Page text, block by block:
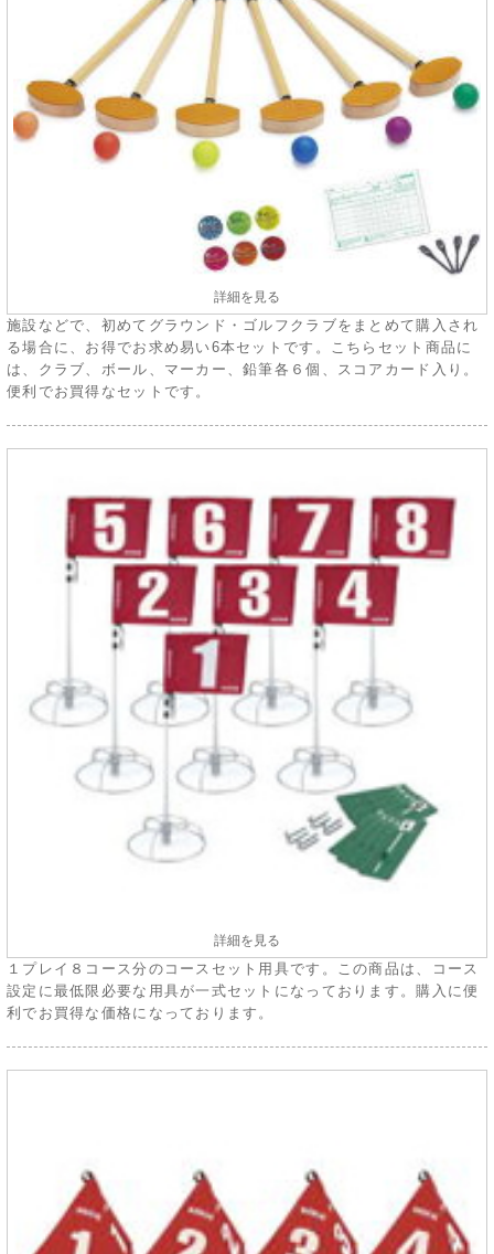
詳細を見る
施設などで、初めてグラウンド・ゴルフクラブをまとめて購入され
る場合に、お得でお求め易い6本セットです。こちらセット商品に
は、クラブ、ボール、マーカー、鉛筆各６個、スコアカード入り。
便利でお買得なセットです。
詳細を見る
１プレイ８コース分のコースセット用具です。この商品は、コース
設定に最低限必要な用具が一式セットになっております。購入に便
利でお買得な価格になっております。